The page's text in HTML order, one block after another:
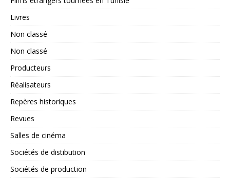
Livres
Non classé
Non classé
Producteurs
Réalisateurs
Repères historiques
Revues
Salles de cinéma
Sociétés de distibution
Sociétés de production